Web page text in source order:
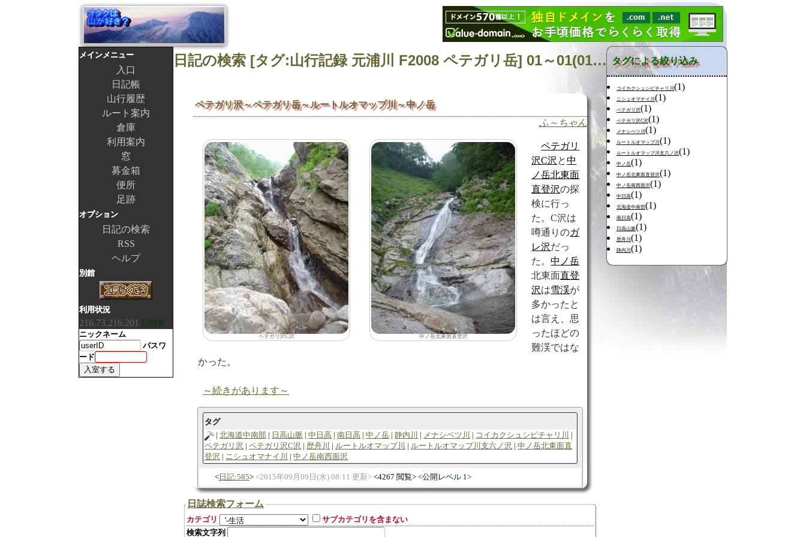
日記の検索 [タグ:山行記録 元浦川 F2008 ペテガリ岳] 01～01(01件中)
ペテガリ沢～ペテガリ岳～ルートルオマップ川～中ノ岳
ふ～ちゃん
ペテガリ沢C沢 中ノ岳北東面直登沢
ペテガリ
沢C沢 と中
ノ岳北東面
直登沢の探
検に行っ
た。C沢は
噂通りのガ
レ沢だっ
た。中ノ岳
北東面直登
沢は雪渓が
多かったと
は言え、思
ったほどの
難渓ではな
かった。
～続きがあります～
タグ
北海道中南部
日高山脈 中日高 南日高 中ノ岳 静内川 メナシベツ川
コイカクシュシビチャリ川
ペテガリ沢
ペテガリ沢C沢 歴舟川 ルートルオマップ川 ルートルオマップ川支六ノ沢
中ノ岳北東面直
登沢
ニシュオマナイ川 中ノ岳南西面沢
日記:585 2015年09月09日(水) 08:11 更新 4267 閲覧 公開レベル 1
日誌検索フォーム
カテゴリ
サブカテゴリを含まない
検索文字列
タグによる絞り込み
コイカクシュシビチャリ川 (1)
ニシュオマナイ川 (1)
ペテガリ沢(1)
ペテガリ沢C沢(1)
メナシベツ川 (1)
ルートルオマップ川 (1)
ルートルオマップ川支六ノ沢(1)
中ノ岳(1)
中ノ岳北東面直登沢(1)
中ノ岳南西面沢(1)
中日高(1)
北海道中南部(1)
南日高(1)
日高山脈(1)
歴舟川 (1)
静内川 (1)
メインメニュー
入口
日記帳
山行履歴
ルート案内
倉庫
利用案内
窓
募金箱
便所
足跡
オプション
日記の検索
RSS
ヘルプ
別館
利用状況
216.73.216.201 訪問者
ニックネーム
パスワ
ード